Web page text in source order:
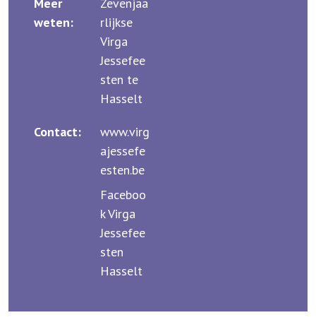
weten:
rlijkse
Virga
Jessefee
sten te
Hasselt
Contact:
www.virg
ajessefe
esten.be
Faceboo
k Virga
Jessefee
sten
Hasselt